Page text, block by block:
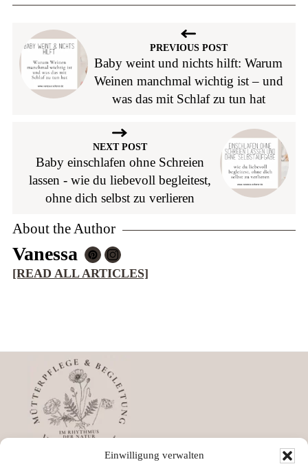
Einwilligung verwalten
PREVIOUS POST
Baby weint und nichts hilft: Warum
Weinen manchmal wichtig ist – und
was das mit Schlaf zu tun hat
NEXT POST
Baby einschlafen ohne Schreien
lassen - wie du liebevoll begleitest,
ohne dich selbst zu verlieren
About the Author
Vanessa
[READ ALL ARTICLES]
Footer